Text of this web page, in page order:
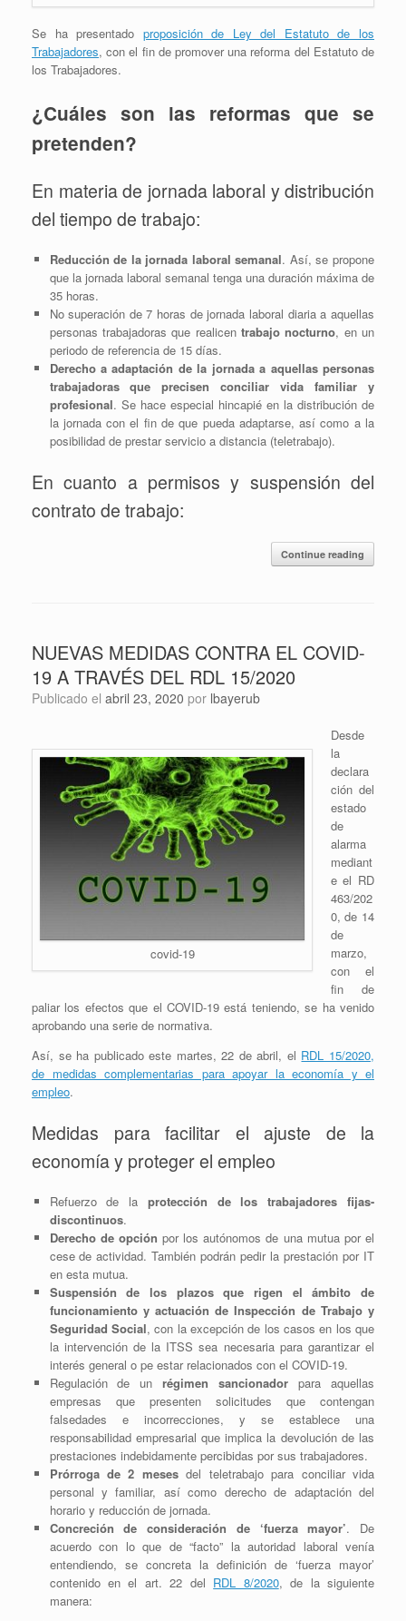
Se ha presentado proposición de Ley del Estatuto de los
Trabajadores, con el fin de promover una reforma del Estatuto de
los Trabajadores.
¿Cuáles son las reformas que se
pretenden?
En materia de jornada laboral y distribución
del tiempo de trabajo:
Reducción de la jornada laboral semanal. Así, se propone
que la jornada laboral semanal tenga una duración máxima de
35 horas.
No superación de 7 horas de jornada laboral diaria a aquellas
personas trabajadoras que realicen trabajo nocturno, en un
periodo de referencia de 15 días.
Derecho a adaptación de la jornada a aquellas personas
trabajadoras que precisen conciliar vida familiar y
profesional. Se hace especial hincapié en la distribución de
la jornada con el fin de que pueda adaptarse, así como a la
posibilidad de prestar servicio a distancia (teletrabajo).
En cuanto a permisos y suspensión del
contrato de trabajo:
Continue reading
NUEVAS MEDIDAS CONTRA EL COVID-
19 A TRAVÉS DEL RDL 15/2020
Publicado el abril 23, 2020 por lbayerub
covid-19
Desde
la
declara
ción del
estado
de
alarma
mediant
e el RD
463/202
0, de 14
de
marzo,
con el
fin de
paliar los efectos que el COVID-19 está teniendo, se ha venido
aprobando una serie de normativa.
Así, se ha publicado este martes, 22 de abril, el RDL 15/2020,
de medidas complementarias para apoyar la economía y el
empleo.
Medidas para facilitar el ajuste de la
economía y proteger el empleo
Refuerzo de la protección de los trabajadores fijas-
discontinuos.
Derecho de opción por los autónomos de una mutua por el
cese de actividad. También podrán pedir la prestación por IT
en esta mutua.
Suspensión de los plazos que rigen el ámbito de
funcionamiento y actuación de Inspección de Trabajo y
Seguridad Social, con la excepción de los casos en los que
la intervención de la ITSS sea necesaria para garantizar el
interés general o pe estar relacionados con el COVID-19.
Regulación de unrégimen sancionador para aquellas
empresas que presenten solicitudes que contengan
falsedades e incorrecciones, y se establece una
responsabilidad empresarial que implica la devolución de las
prestaciones indebidamente percibidas por sus trabajadores.
Prórroga de 2 mesesdel teletrabajo para conciliar vida
personal y familiar, así como derecho de adaptación del
horario y reducción de jornada.
Concreción de consideración de ‘fuerza mayor’. De
acuerdo con lo que de “facto” la autoridad laboral venía
entendiendo, se concreta la definición de ‘fuerza mayor’
contenido en el art. 22 del RDL 8/2020, de la siguiente
manera: